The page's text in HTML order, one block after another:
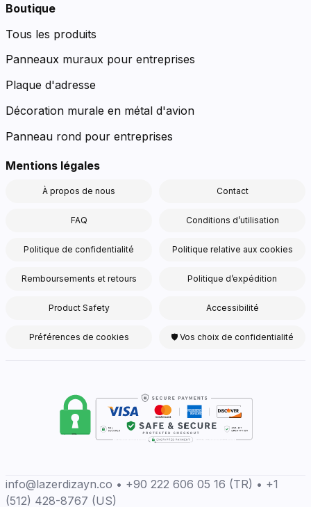
Boutique
Tous les produits
Panneaux muraux pour entreprises
Plaque d'adresse
Décoration murale en métal d'avion
Panneau rond pour entreprises
Mentions légales
À propos de nous Contact
FAQ Conditions d’utilisation
Politique de confidentialité Politique relative aux cookies
Remboursements et retours Politique d’expédition
Product Safety Accessibilité
Préférences de cookies 🛡 Vos choix de confidentialité
info@lazerdizayn.co • +90 222 606 05 16 (TR) • +1
(512) 428-8767 (US)